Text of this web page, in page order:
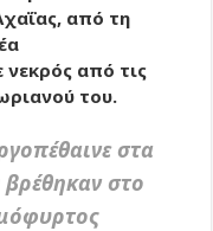
από τη
από τις
του.
στα
στο